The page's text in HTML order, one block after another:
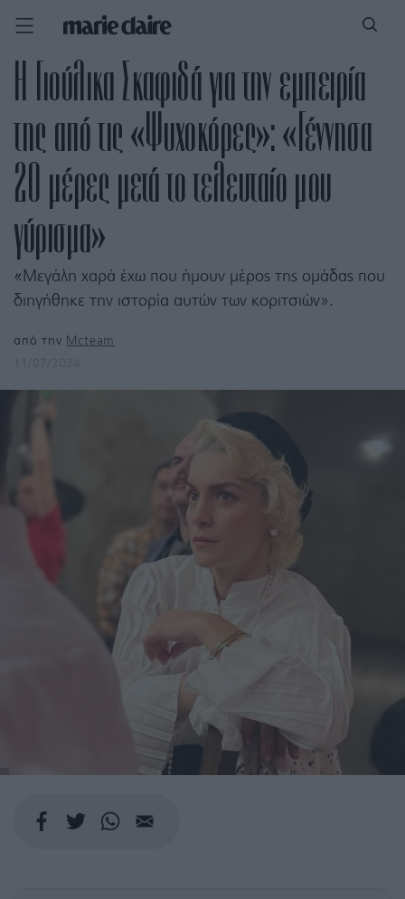
Η Γιούλικα Σκαφιδά για την εμπειρία
της από τις «Ψυχοκόρες»: «Γέννησα
20 μέρες μετά το τελευταίο μου
γύρισμα»
«Μεγάλη χαρά έχω που ήμουν μέρος της ομάδας που
διηγήθηκε την ιστορία αυτών των κοριτσιών».
από την Mcteam